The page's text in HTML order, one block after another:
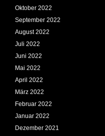
Oktober 2022
September 2022
August 2022
Juli 2022
Juni 2022
Mai 2022
April 2022
März 2022
Februar 2022
Januar 2022
Dezember 2021